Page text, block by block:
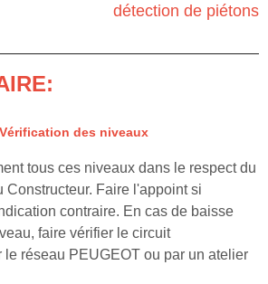
détection de piétons
des niveaux
tous ces niveaux dans le respect du
Constructeur. Faire l'appoint si
contraire. En cas de baisse
faire vérifier le circuit
le réseau PEUGEOT ou par un atelier